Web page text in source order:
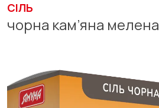
СІЛЬ
чорна кам’яна мелена